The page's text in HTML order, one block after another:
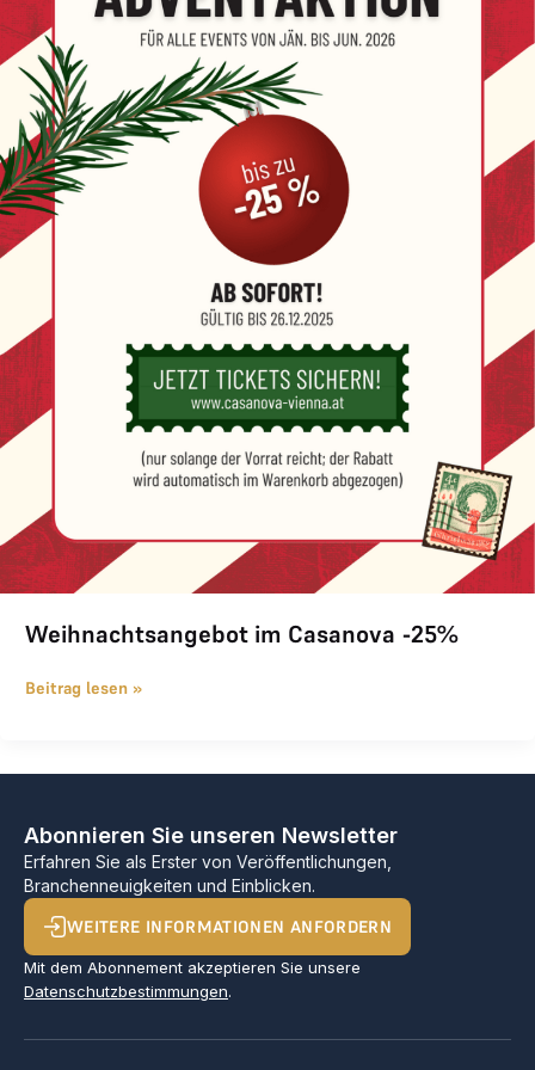
Weihnachtsangebot im Casanova -25%
Beitrag lesen »
Abonnieren Sie unseren Newsletter
Erfahren Sie als Erster von Veröffentlichungen,
Branchenneuigkeiten und Einblicken.
WEITERE INFORMATIONEN ANFORDERN
Mit dem Abonnement akzeptieren Sie unsere
Datenschutzbestimmungen.